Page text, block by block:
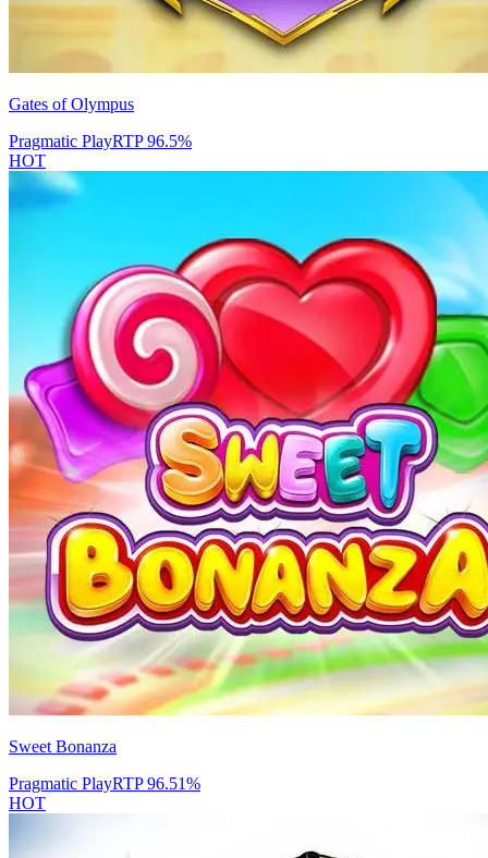
Gates of Olympus
Pragmatic PlayRTP96.5%
HOT
Sweet Bonanza
Pragmatic PlayRTP96.51%
HOT